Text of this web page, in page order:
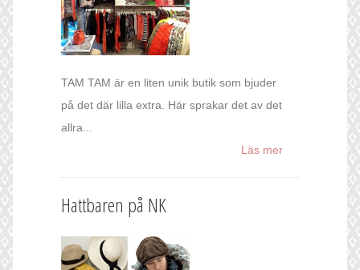
TAM TAM är en liten unik butik som bjuder
på det där lilla extra. Här sprakar det av det
allra...
Läs mer
Hattbaren på NK